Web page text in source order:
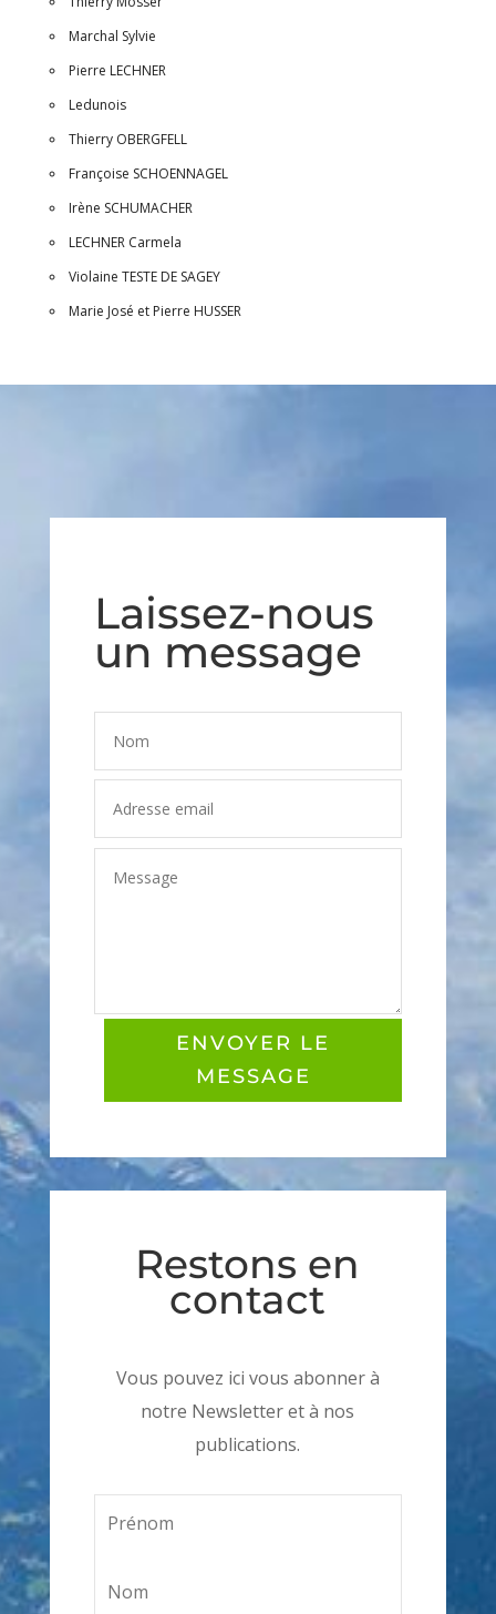
Marchal Sylvie
Pierre LECHNER
Ledunois
Thierry OBERGFELL
Françoise SCHOENNAGEL
Irène SCHUMACHER
LECHNER Carmela
Violaine TESTE DE SAGEY
Marie José et Pierre HUSSER
Laissez-nous
un message
ENVOYER LE
MESSAGE
Restons en
contact
Vous pouvez ici vous abonner à
notre Newsletter et à nos
publications.